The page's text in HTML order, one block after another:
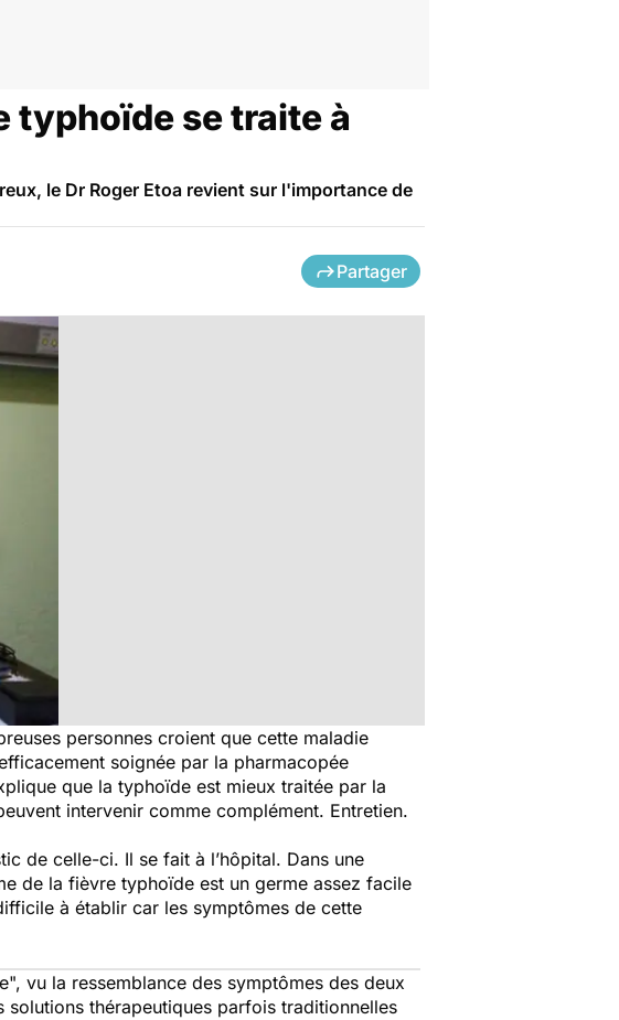
typhoïde se traite à
le Dr Roger Etoa revient sur l'importance de
Partager
personnes croient que cette maladie
soignée par la pharmacopée
que la typhoïde est mieux traitée par la
intervenir comme complément. Entretien.
de celle-ci. Il se fait à l’hôpital. Dans une
de la fièvre typhoïde est un germe assez facile
à établir car les symptômes de cette
", vu la ressemblance des symptômes des deux
solutions thérapeutiques parfois traditionnelles